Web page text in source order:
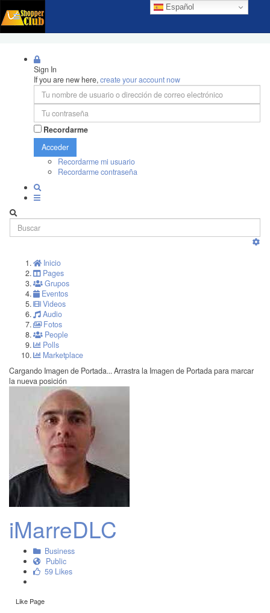
Español
Sign In
If you are new here,create your account now
Recordarme
Acceder
Recordarme mi usuario
Recordarme contraseña
Inicio
Pages
Grupos
Eventos
Videos
Audio
Fotos
People
Polls
Marketplace
Cargando Imagen de Portada... Arrastra la Imagen de Portada para marcar
la nueva posición
iMarreDLC
Business
Public
59 Likes
Like Page